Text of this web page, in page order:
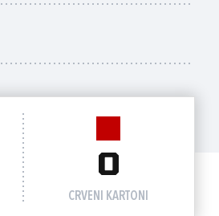
0
CRVENI KARTONI